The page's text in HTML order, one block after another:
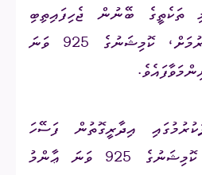
ތަކެތީގެ ބޭނުން ޖެހިފައިތިބި
ފަރާތްތަކަށް ހަދިޔާ ކުރުމަށް، ކޮމިޝަނުގެ 925 ވަނަ
އިދާރީގޮތުން ފަސޭހަ
ގޮތަކަށް ކުރުމަށްވެސް، ކޮމިޝަނުގެ 925 ވަނަ ޢާންމު